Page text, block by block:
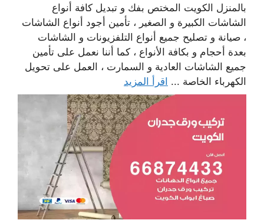
بالمنزل الكويت المختص بفك و تبديل كافة أنواع
الشاشات الكبيرة و الصغير ، تأمين أجود أنواع الشاشات
، صيانة و تصليح جميع أنواع التلفزيونات و الشاشات
بعدة أحجام و بكافة الأنواع ، كما أننا نعمل على تأمين
جميع الشاشات العادية و السمارت ، العمل على تحويل
الكهرباء الخاصة ... اقرأ المزيد